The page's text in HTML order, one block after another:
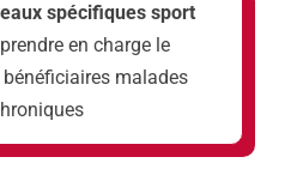
spécifiques sport
en charge le
bénéficiaires malades